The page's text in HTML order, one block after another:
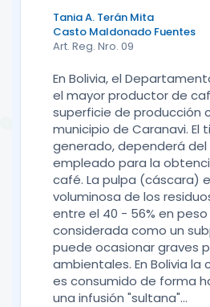
Tania A. Terán Mita
Casto Maldonado Fuentes
Art. Reg. Nro. 09
En Bolivia, el
el mayor productor de
superficie de producción
municipio de Caranavi. El
generado, dependerá
empleado para la
café. La pulpa (cáscara)
voluminosa de los
entre el 40 - 56% en peso
considerada como un
puede ocasionar graves
ambientales. En Bolivia la
es consumido de forma
una infusión "sultana"...